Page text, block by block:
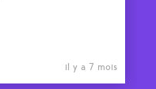
il y a 7 mois